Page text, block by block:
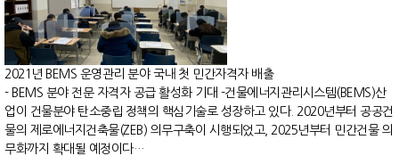
2021년 BEMS 운영관리 분야 국내 첫 민간자격자 배출
- BEMS 분야 전문 자격자 공급 활성화 기대 -건물에너지관리시스템(BEMS)산
업이 건물분야 탄소중립 정책의 핵심기술로 성장하고 있다. 2020년부터 공공건
물의 제로에너지건축물(ZEB) 의무구축이 시행되었고, 2025년부터 민간건물 의
무화까지 확대될 예정이다…